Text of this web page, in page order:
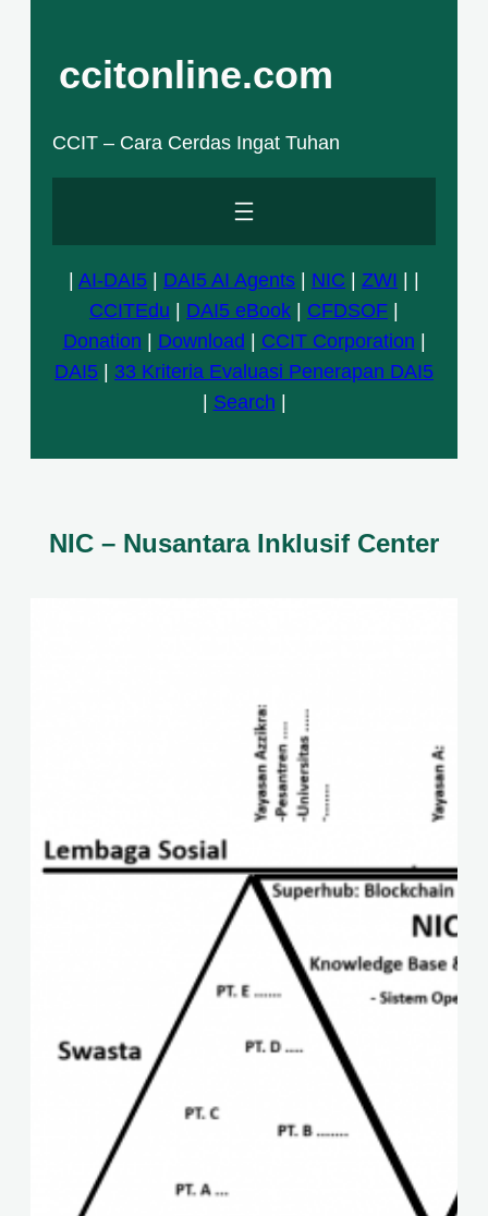
contentccitonline.com
CCIT – Cara Cerdas Ingat Tuhan
AI-DAI5 DAI5 AI Agents NIC ZWI
CCITEdu
DAI5 eBook CFDSOF
Donation
Download CCIT Corporation
DAI5
33 Kriteria Evaluasi Penerapan DAI5
Search
NIC – Nusantara Inklusif Center